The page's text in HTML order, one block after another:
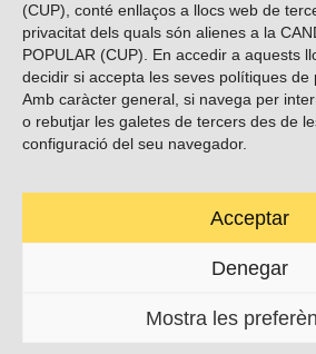
(CUP), conté enllaços a llocs web de
privacitat dels quals són alienes a la
POPULAR (CUP). En accedir a aquests
decidir si accepta les seves polítiques de
Amb caràcter general, si navega per
o rebutjar les galetes de tercers des de
configuració del seu navegador.
Acceptar
Denegar
Mostra les
ENVIAR
Troba’ns a les
Carrer Casp 180